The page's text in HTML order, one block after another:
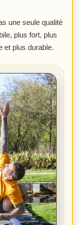
une seule qualité
plus fort, plus
et plus durable.